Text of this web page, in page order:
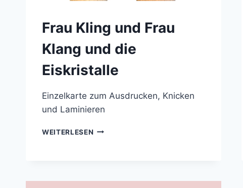
Frau Kling und Frau
Klang und die
Eiskristalle
Einzelkarte zum Ausdrucken, Knicken
und Laminieren
WEITERLESEN FRAU
UND